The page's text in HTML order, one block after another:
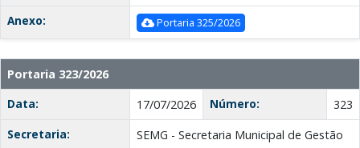
Anexo:
Portaria 325/2026
Portaria 323/2026
Data:
17/07/2026 Número:
323
Secretaria:
SEMG - Secretaria Municipal de Gestão